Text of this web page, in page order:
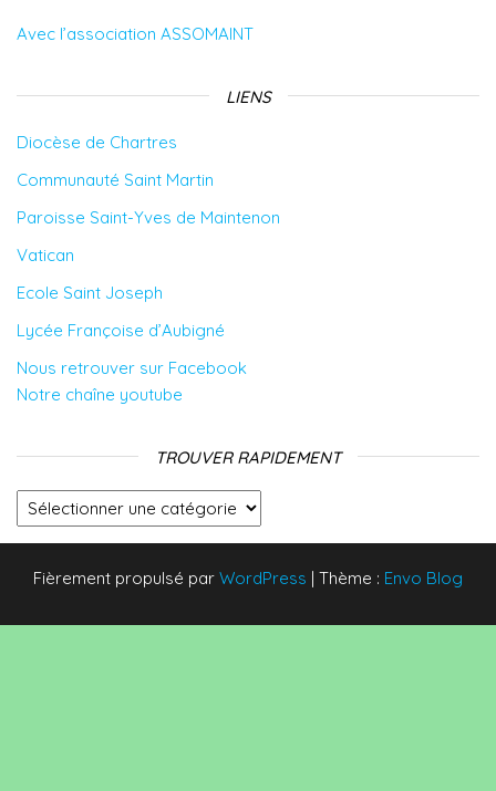
Avec l’association ASSOMAINT
LIENS
Diocèse de Chartres
Communauté Saint Martin
Paroisse Saint-Yves de Maintenon
Vatican
Ecole Saint Joseph
Lycée Françoise d’Aubigné
Nous retrouver sur Facebook
Notre chaîne youtube
TROUVER RAPIDEMENT
Trouver rapidement
Fièrement propulsé par WordPress | Thème : Envo Blog